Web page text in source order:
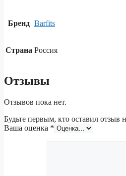
Бренд Barfits
Страна Россия
Отзывы
Отзывов пока нет.
Будьте первым, кто оставил
Ваша оценка *